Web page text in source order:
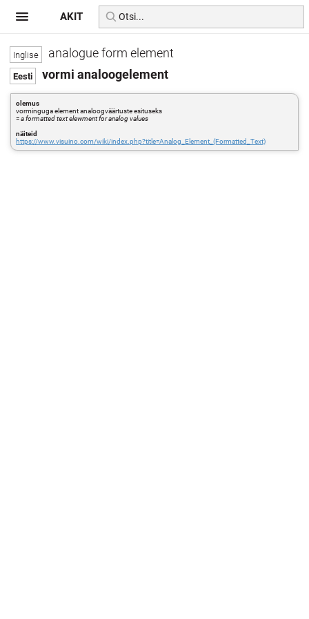
analogue form element
vormi analoogelement
olemus
vorminguga element analoogväärtuste esituseks
=a formatted text elewment for analog values
näiteid
https://www.visuino.com/wiki/index.php?title=Analog_Element_(Formatted_Text)
AKIT